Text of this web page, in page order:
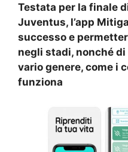
Testata per la finale
Juventus, l’app
successo e
negli stadi, nonché
vario genere, come i
funziona